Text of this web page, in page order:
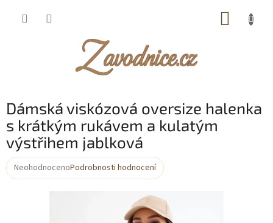
Dámská viskózová oversize halenka
s krátkým rukávem a kulatým
výstřihem jablková
Průměrné
NeohodnocenoPodrobnosti hodnocení